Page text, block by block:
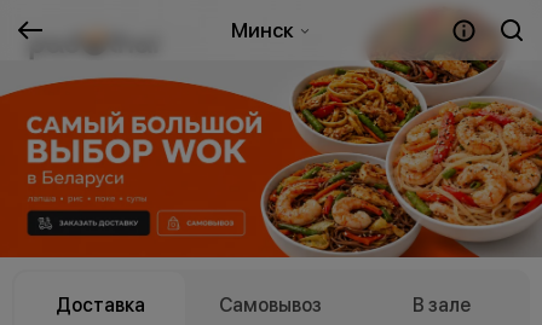
Минск
Доставка Самовывоз В зале